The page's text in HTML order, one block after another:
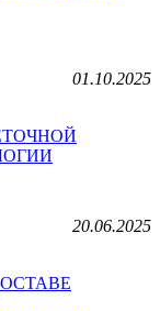
01.10.2025
20.06.2025